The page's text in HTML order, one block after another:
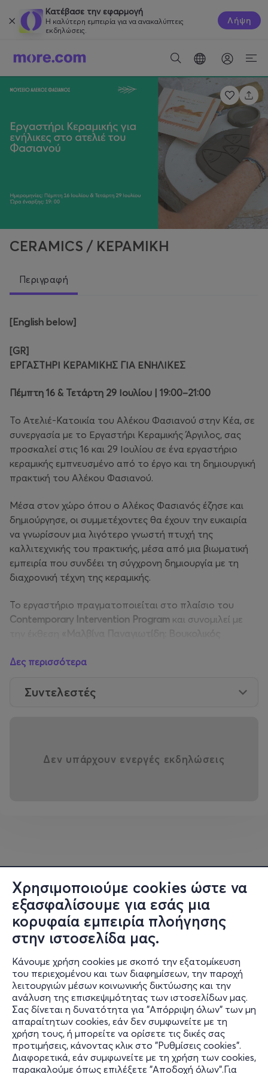
Χρησιμοποιούμε cookies ώστε να
εξασφαλίσουμε για εσάς μια
κορυφαία εμπειρία πλοήγησης
στην ιστοσελίδα μας.
Κάνουμε χρήση cookies με σκοπό την εξατομίκευση
του περιεχομένου και των διαφημίσεων, την παροχή
λειτουργιών μέσων κοινωνικής δικτύωσης και την
ανάλυση της επισκεψιμότητας των ιστοσελίδων μας.
Σας δίνεται η δυνατότητα για "Απόρριψη όλων" των μη
απαραίτητων cookies, εάν δεν συμφωνείτε με τη
χρήση τους, ή μπορείτε να ορίσετε τις δικές σας
προτιμήσεις, κάνοντας κλικ στο "Ρυθμίσεις cookies".
Διαφορετικά, εάν συμφωνείτε με τη χρήση των cookies,
παρακαλούμε όπως επιλέξετε "Αποδοχή όλων".Για
Κατέβασε την εφαρμογή
Η καλύτερη εμπειρία για να ανακαλύπτεις
εκδηλώσεις.
Λήψη
CERAMICS / ΚΕΡΑΜΙΚΗ
Περιγραφή
[English below]
[GR]
ΕΡΓΑΣΤΗΡΙ ΚΕΡΑΜΙΚΗΣ ΓΙΑ ΕΝΗΛΙΚΕΣ
Πέμπτη 16 & Τετάρτη 29 Ιουλίου | 19:00–21:00
Το Ατελιέ-Κατοικία του Αλέκου Φασιανού στην Κέα, σε
συνεργασία με το Εργαστήρι Κεραμικής Άργιλος, σας
προσκαλεί στις 16 και 29 Ιουλίου σε ένα εργαστήριο
κεραμικής εμπνευσμένο από το έργο και τη δημιουργική
πρακτική του Αλέκου Φασιανού.
Μέσα στον χώρο όπου ο Αλέκος Φασιανός έζησε και
δημιούργησε, οι συμμετέχοντες θα έχουν την ευκαιρία
να γνωρίσουν μια λιγότερο γνωστή πτυχή της
καλλιτεχνικής του πρακτικής, μέσα από μια βιωματική
εμπειρία που συνδέει τη σύγχρονη δημιουργία με τη
διαχρονική τέχνη της κεραμικής.
Το εργαστήριο πραγματοποιείται στο πλαίσιο του
Contemporary Intervention Program και συνομιλεί με
παρουσιάζεται στο μουσείο στην Αθήνα. Στο πλαίσιο
Walker intheMoonlight
κεραμικό έργο του Φασιανού. Μέσα στον προσωπικό
εντάσεις της καθημερινότητας.
ΠΛΗΡΟΦΟΡΙΕΣ
Ημερομηνίες:Πέμπτη 16 & Τετάρτη 29 Ιουλίου
Ώρα:19:00–21:00
Διάρκεια:2 ώρες
Κόστος συμμετοχής:20€ ανά άτομο
Σε ποιους απευθύνεται: Το εργαστήριο απευθύνεται σε
ενήλικες και δύναται να συμμετάσχει Ελληνόφωνο και
Αγγλόφωνο κοινό.
Κράτηση θέσης:MORE.COM
Δες περισσότερα
Συντελεστές
Δεν υπάρχουν ενεργές εκδηλώσεις
Πληροφορίες
Υποστήριξη
Stay Connected